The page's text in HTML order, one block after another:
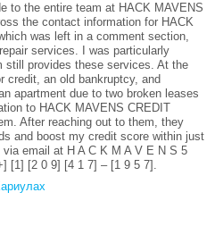
to the entire team at HACK MAVENS
the contact information for HACK
was left in a comment section,
services. I was particularly
still provides these services. At the
credit, an old bankruptcy, and
apartment due to two broken leases
to HACK MAVENS CREDIT
After reaching out to them, they
and boost my credit score within just
email at H A C K M A V E N S 5
[1] [2 0 9] [4 1 7] – [1 9 5 7].